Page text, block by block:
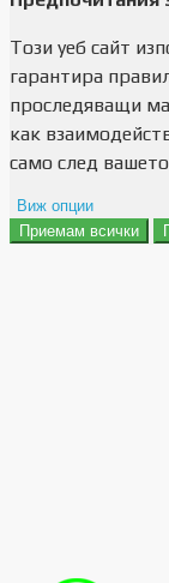
Този уеб сайт
гарантира
проследяващи
как
само след вашето
Виж опции
Препочитания за
Приемам всички